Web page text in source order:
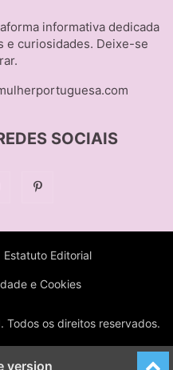
informativa dedicada
e curiosidades. Deixe-se
SOCIAIS
Estatuto Editorial
e Cookies
os direitos reservados.
version